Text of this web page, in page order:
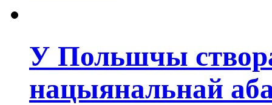
У Польшчы
нацыянальнай